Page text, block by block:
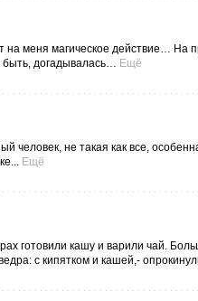
на меня магическое действие… На
быть, догадывалась… Ещё
человек, не такая как все,
Ещё
готовили кашу и варили чай.
с кипятком и кашей,-